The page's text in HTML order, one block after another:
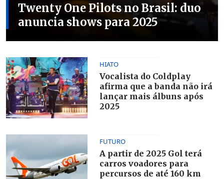
Twenty One Pilots no Brasil: duo
anuncia shows para 2025
HIATO
Vocalista do Coldplay
afirma que a banda não irá
lançar mais álbuns após
2025
FUTURO
A partir de 2025 Gol terá
carros voadores para
percursos de até 160 km